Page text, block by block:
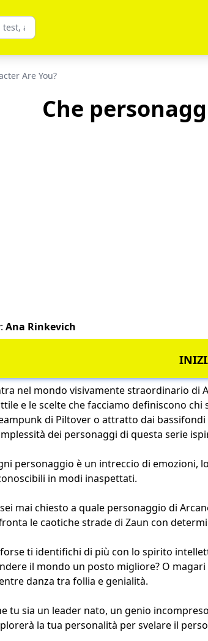
Are You?
Che
Ana Rinkevich
nel mondo visivamente straordinario di
e le scelte che facciamo definiscono
di Piltover o attratto dai
dei personaggi di questa serie
personaggio è un intreccio di emozioni,
in modi inaspettati.
mai chiesto a quale personaggio di
le caotiche strade di Zaun con
ti identifichi di più con lo spirito
il mondo un posto migliore? O
danza tra follia e genialità.
tu sia un leader nato, un genio
la tua personalità per svelare il